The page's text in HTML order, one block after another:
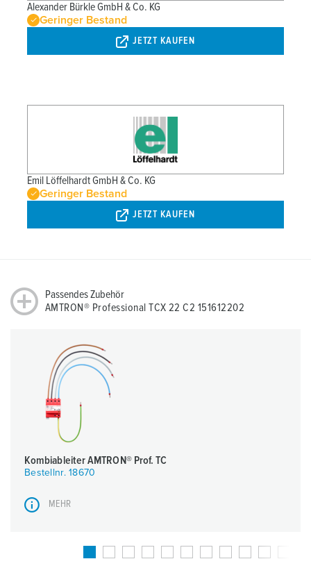
Alexander Bürkle GmbH & Co. KG
Geringer Bestand
JETZT KAUFEN
Emil Löffelhardt GmbH & Co. KG
Geringer Bestand
JETZT KAUFEN
Passendes Zubehör
AMTRON® Professional TCX 22 C2 151612202
Kombiableiter AMTRON® Prof. TC
Bestellnr. 18670
MEHR